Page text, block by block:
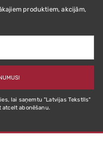
produktiem, akcijām,
lai saņemtu "Latvijas Tekstlls"
abonēšanu.